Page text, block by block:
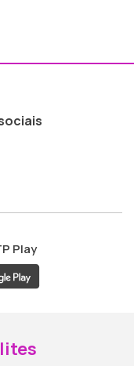
ao
Play